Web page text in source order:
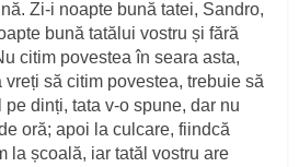
Zi‑i noapte bună tatei, Sandro,
bună tatălui vostru și fără
citim povestea în seara asta,
vreți să citim povestea, trebuie să
dinți, tata v‑o spune, dar nu
oră; apoi la culcare, fiindcă
la școală, iar tatăl vostru are